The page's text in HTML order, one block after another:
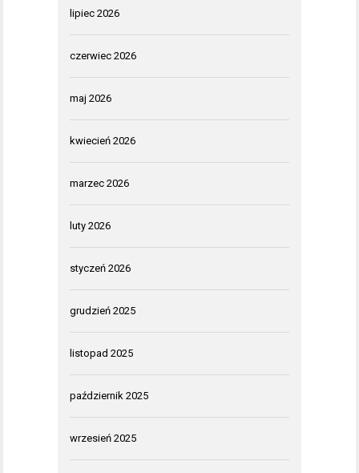
lipiec 2026
czerwiec 2026
maj 2026
kwiecień 2026
marzec 2026
luty 2026
styczeń 2026
grudzień 2025
listopad 2025
październik 2025
wrzesień 2025